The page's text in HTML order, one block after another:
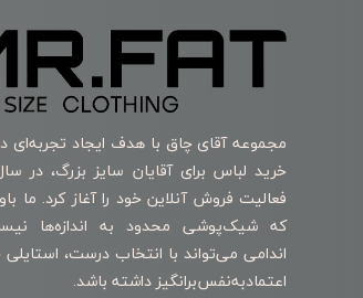
مجموعه آقای چاق با هدف ایجاد تجربه‌ای
فعالیت فروش آنلاین خود را آغاز کرد. ما
که شیک‌پوشی محدود به اندازه‌ها
اندامی می‌تواند با انتخاب درست،
اعتمادبه‌نفس‌برانگیز داشته باشد.